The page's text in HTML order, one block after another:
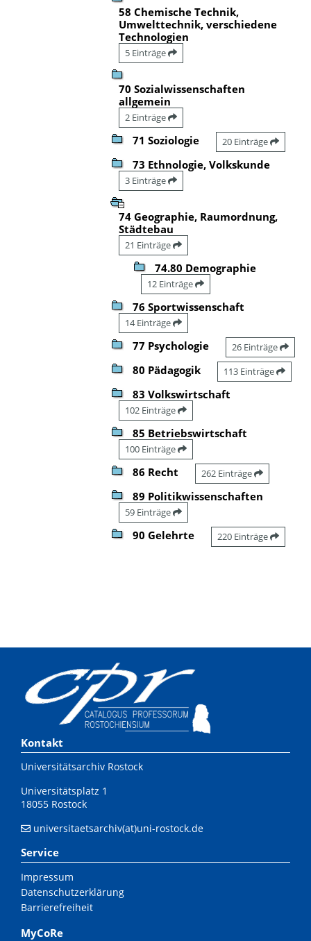
58 Chemische Technik,
Umwelttechnik, verschiedene
Technologien
5 Einträge
70 Sozialwissenschaften
allgemein
2 Einträge
71 Soziologie 20 Einträge
73 Ethnologie, Volkskunde
3 Einträge
74 Geographie, Raumordnung,
Städtebau
21 Einträge
74.80 Demographie
12 Einträge
76 Sportwissenschaft
14 Einträge
77 Psychologie 26 Einträge
80 Pädagogik 113 Einträge
83 Volkswirtschaft
102 Einträge
85 Betriebswirtschaft
100 Einträge
86 Recht 262 Einträge
89 Politikwissenschaften
59 Einträge
90 Gelehrte 220 Einträge
Kontakt
Universitätsarchiv Rostock
Universitätsplatz 1
18055 Rostock
universitaetsarchiv(at)uni-rostock.de
Service
Impressum
Datenschutzerklärung
Barrierefreiheit
MyCoRe